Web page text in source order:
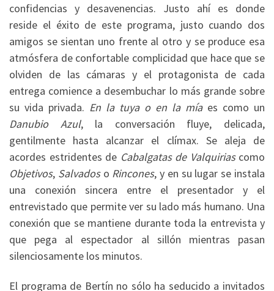
confidencias y desavenencias. Justo ahí es donde
reside el éxito de este programa, justo cuando dos
amigos se sientan uno frente al otro y se produce esa
atmósfera de confortable complicidad que hace que se
olviden de las cámaras y el protagonista de cada
entrega comience a desembuchar lo más grande sobre
su vida privada. En la tuya o en la míaes como un
Danubio Azul, la conversación fluye, delicada,
gentilmente hasta alcanzar el clímax. Se aleja de
acordes estridentes de Cabalgatas de Valquirias como
Objetivos, Salvadoso Rincones, y en su lugar se instala
una conexión sincera entre el presentador y el
entrevistado que permite ver su lado más humano. Una
conexión que se mantiene durante toda la entrevista y
que pega al espectador al sillón mientras pasan
silenciosamente los minutos.
El programa de Bertín no sólo ha seducido a invitados